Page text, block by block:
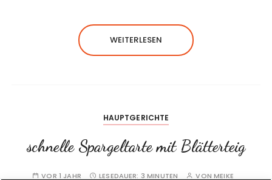
WEITERLESEN
HAUPTGERICHTE
schnelle Spargeltarte mit Blätterteig
VOR 1 JAHR LESEDAUER: 3 MINUTEN VONMEIKE